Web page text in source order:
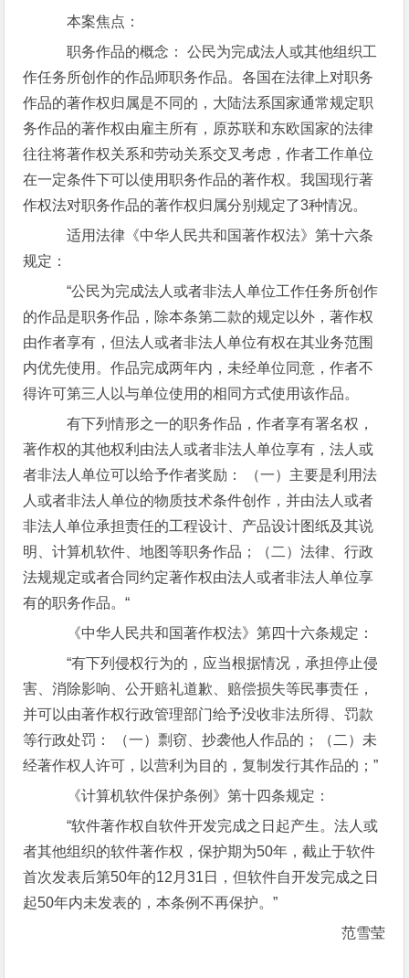
本案焦点：
职务作品的概念： 公民为完成法人或其他组织工
作任务所创作的作品师职务作品。各国在法律上对职务
作品的著作权归属是不同的，大陆法系国家通常规定职
务作品的著作权由雇主所有，原苏联和东欧国家的法律
往往将著作权关系和劳动关系交叉考虑，作者工作单位
在一定条件下可以使用职务作品的著作权。我国现行著
作权法对职务作品的著作权归属分别规定了3种情况。
适用法律《中华人民共和国著作权法》第十六条
规定：
“公民为完成法人或者非法人单位工作任务所创作
的作品是职务作品，除本条第二款的规定以外，著作权
由作者享有，但法人或者非法人单位有权在其业务范围
内优先使用。作品完成两年内，未经单位同意，作者不
得许可第三人以与单位使用的相同方式使用该作品。
有下列情形之一的职务作品，作者享有署名权，
著作权的其他权利由法人或者非法人单位享有，法人或
者非法人单位可以给予作者奖励： （一）主要是利用法
人或者非法人单位的物质技术条件创作，并由法人或者
非法人单位承担责任的工程设计、产品设计图纸及其说
明、计算机软件、地图等职务作品；（二）法律、行政
法规规定或者合同约定著作权由法人或者非法人单位享
有的职务作品。“
《中华人民共和国著作权法》第四十六条规定：
“有下列侵权行为的，应当根据情况，承担停止侵
害、消除影响、公开赔礼道歉、赔偿损失等民事责任，
并可以由著作权行政管理部门给予没收非法所得、罚款
等行政处罚： （一）剽窃、抄袭他人作品的；（二）未
经著作权人许可，以营利为目的，复制发行其作品的；”
《计算机软件保护条例》第十四条规定：
“软件著作权自软件开发完成之日起产生。法人或
者其他组织的软件著作权，保护期为50年，截止于软件
首次发表后第50年的12月31日，但软件自开发完成之日
起50年内未发表的，本条例不再保护。”
范雪莹